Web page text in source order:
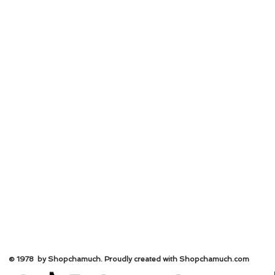
© 1978 by Shopchamuch. Proudly created with Shopchamuch.com